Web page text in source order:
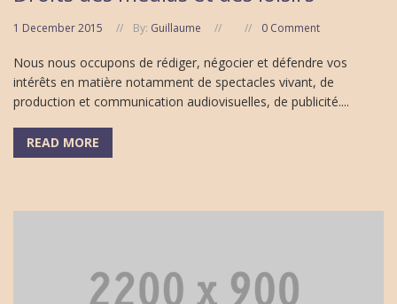
1 December 2015 By: Guillaume 0 Comment
Nous nous occupons de rédiger, négocier et défendre vos
intérêts en matière notamment de spectacles vivant, de
production et communication audiovisuelles, de publicité....
READ MORE